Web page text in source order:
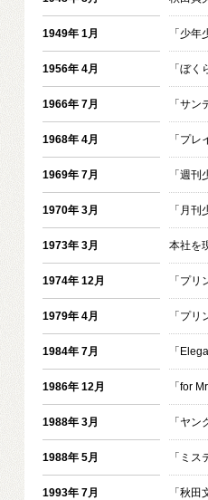
1949年 1月 「少
1956年 4月 「ぼ
1966年 7月 「サ
1968年 4月 「プ
1969年 7月 「週
1970年 3月 「月
1973年 3月 本社を
1974年 12月 「プ
1979年 4月 「プ
1984年 7月 「
1986年 12月 「for
1988年 3月 「ヤ
1988年 5月 「ミ
1993年 7月 「秋